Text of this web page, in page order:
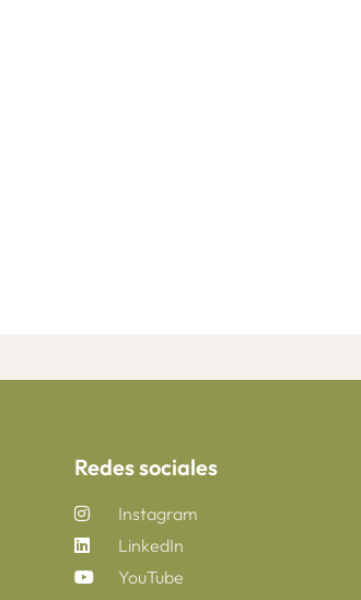
Redes sociales
Instagram
LinkedIn
YouTube